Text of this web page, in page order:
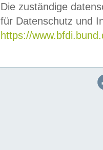
Die zuständige
für Datenschutz und
https://